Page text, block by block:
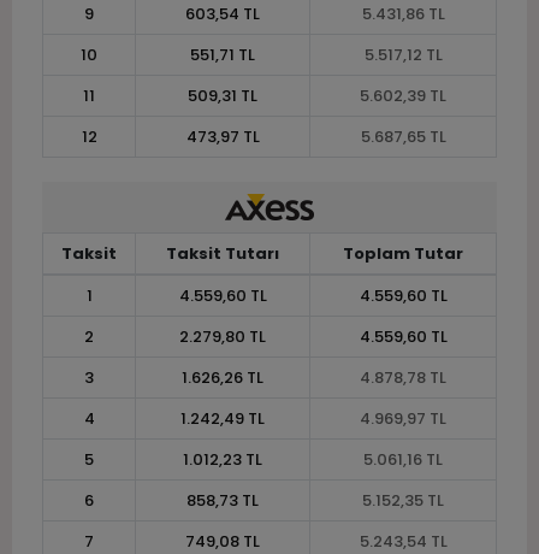
9
603,54 TL
5.431,86 TL
10
551,71 TL
5.517,12 TL
11
509,31 TL
5.602,39 TL
12
473,97 TL 5.687,65 TL
Taksit Taksit Tutarı
Toplam Tutar
1
4.559,60 TL
4.559,60 TL
2
2.279,80 TL
4.559,60 TL
3
1.626,26 TL
4.878,78 TL
4
1.242,49 TL
4.969,97 TL
5
1.012,23 TL
5.061,16 TL
6
858,73 TL
5.152,35 TL
7
749,08 TL
5.243,54 TL